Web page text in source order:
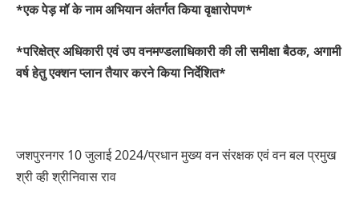
*एक पेड़ मॉ के नाम अभियान अंतर्गत किया वृक्षारोपण*
*परिक्षेत्र अधिकारी एवं उप वनमण्डलाधिकारी की ली समीक्षा बैठक, अगामी
वर्ष हेतु एक्शन प्लान तैयार करने किया निर्देशित*
जशपुरनगर 10 जुलाई 2024/प्रधान मुख्य वन संरक्षक एवं वन बल प्रमुख
श्री व्ही श्रीनिवास राव